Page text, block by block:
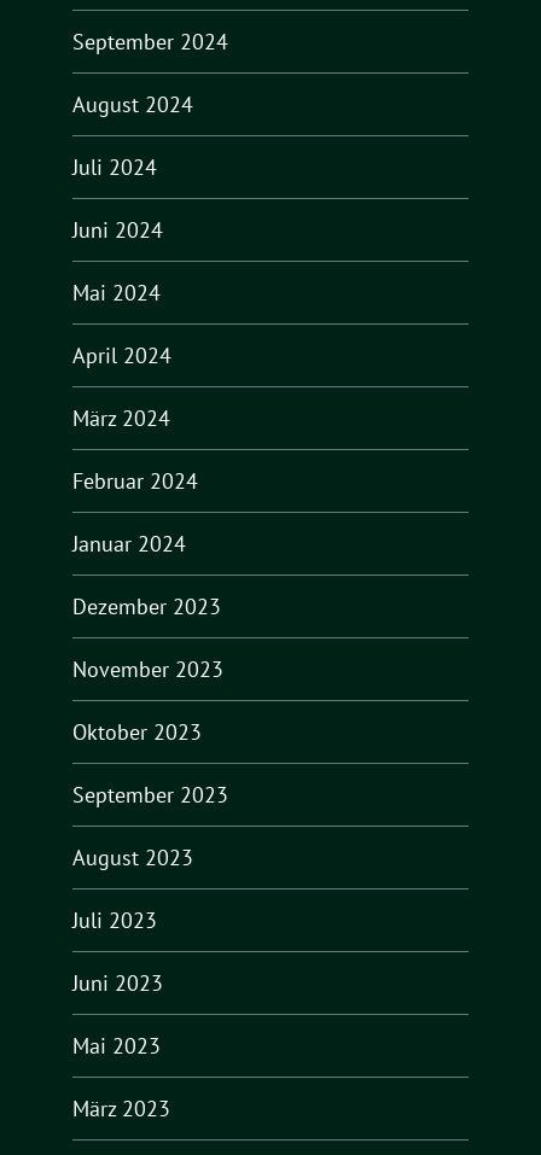
September 2024
August 2024
Juli 2024
Juni 2024
Mai 2024
April 2024
März 2024
Februar 2024
Januar 2024
Dezember 2023
November 2023
Oktober 2023
September 2023
August 2023
Juli 2023
Juni 2023
Mai 2023
März 2023